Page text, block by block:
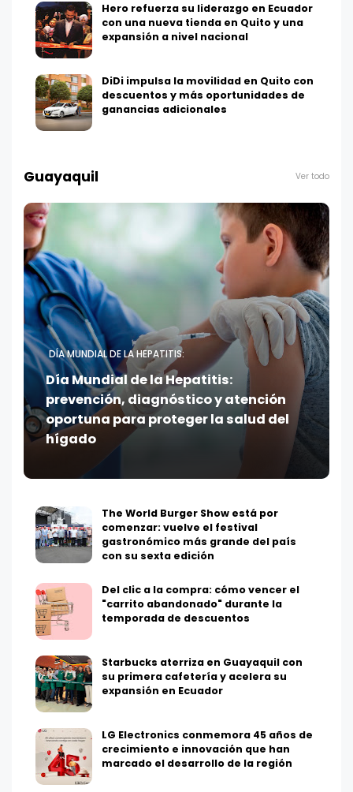
Hero refuerza su liderazgo en Ecuador
con una nueva tienda en Quito y una
expansión a nivel nacional
DiDi impulsa la movilidad en Quito con
descuentos y más oportunidades de
ganancias adicionales
Guayaquil Ver todo
DÍA MUNDIAL DE LA HEPATITIS:
Día Mundial de la Hepatitis:
prevención, diagnóstico y atención
oportuna para proteger la salud del
hígado
The World Burger Show está por
comenzar: vuelve el festival
gastronómico más grande del país
con su sexta edición
Del clic a la compra: cómo vencer el
"carrito abandonado" durante la
temporada de descuentos
Starbucks aterriza en Guayaquil con
su primera cafetería y acelera su
expansión en Ecuador
LG Electronics conmemora 45 años de
crecimiento e innovación que han
marcado el desarrollo de la región